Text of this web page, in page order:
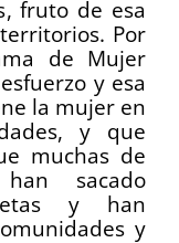
fruto de esa
Por
de Mujer
y esa
la mujer en
y que
muchas de
sacado
y han
y